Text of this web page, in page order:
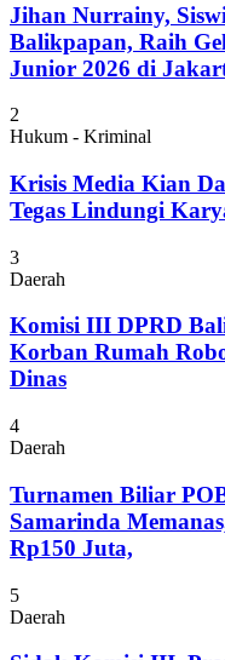
Jihan Nurrainy,
Balikpapan, Raih
Junior 2026 di
2
Hukum - Kriminal
Krisis Media Kian
Tegas Lindungi
3
Daerah
Komisi III DPRD
Korban Rumah
Dinas
4
Daerah
Turnamen Biliar
Samarinda
Rp150 Juta,
5
Daerah